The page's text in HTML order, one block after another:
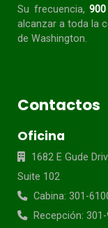
Su frecuencia,
alcanzar a toda la
de Washington.
Contactos
Oficina
1682 E Gude
Suite 102
Cabina: 301-
Recepción: